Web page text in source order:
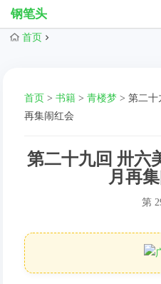
钢笔头
首页
首页 >书籍 >青楼梦 >第二十
再集闹红会
第二十九回 卅六
月再
第